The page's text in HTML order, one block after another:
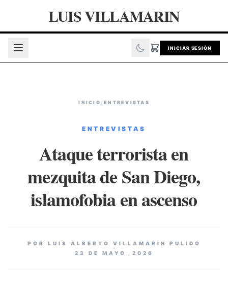
LUIS VILLAMARIN
INICIAR SESIÓN
INICIO / ENTREVISTAS
ENTREVISTAS
Ataque terrorista en
mezquita de San Diego,
islamofobia en ascenso
POR LUIS ALBERTO VILLAMARIN PULIDO
23 DE MAYO, 2026